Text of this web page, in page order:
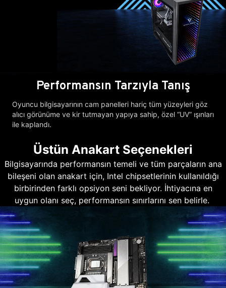
Performansın Tarzıyla Tanış
Oyuncu bilgisayarının cam panelleri hariç tüm yüzeyleri göz
alıcı görünüme ve kir tutmayan yapıya sahip, özel “UV” ışınları
ile kaplandı.
Üstün Anakart Seçenekleri
Bilgisayarında performansın temeli ve tüm parçaların ana
bileşeni olan anakart için, Intel chipsetlerinin kullanıldığı
birbirinden farklı opsiyon seni bekliyor. İhtiyacına en
uygun olanı seç, performansın sınırlarını sen belirle.